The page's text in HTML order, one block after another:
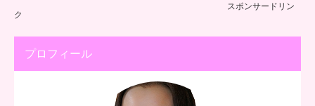
スポンサードリン
ク
プロフィール